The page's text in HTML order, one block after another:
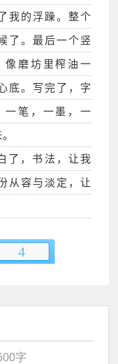
我的浮躁。整个
了。最后一个竖
像磨坊里榨油一
底。写完了，字
一笔，一墨，一
了，书法，让我
从容与淡定，让
4
字